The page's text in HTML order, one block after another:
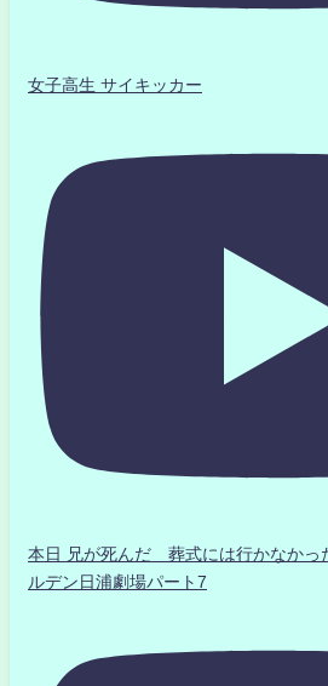
女子高生 サイキッカー
本日 兄が死んだ 葬式には行かなか
ルデン日浦劇場パート7